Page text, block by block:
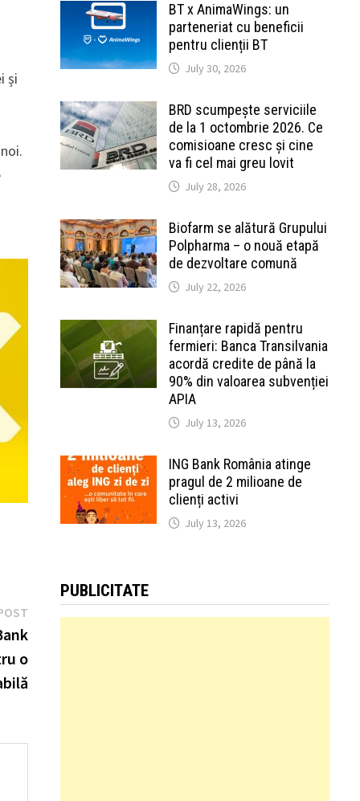
și
Next
post:
o
BT x AnimaWings: un
parteneriat cu beneficii
pentru clienții BT
July 30, 2026
BRD scumpește serviciile
de la 1 octombrie 2026. Ce
comisioane cresc și cine
va fi cel mai greu lovit
July 28, 2026
Biofarm se alătură Grupului
Polpharma – o nouă etapă
de dezvoltare comună
July 22, 2026
Finanțare rapidă pentru
fermieri: Banca Transilvania
acordă credite de până la
90% din valoarea subvenției
APIA
July 13, 2026
ING Bank România atinge
pragul de 2 milioane de
clienți activi
July 13, 2026
PUBLICITATE